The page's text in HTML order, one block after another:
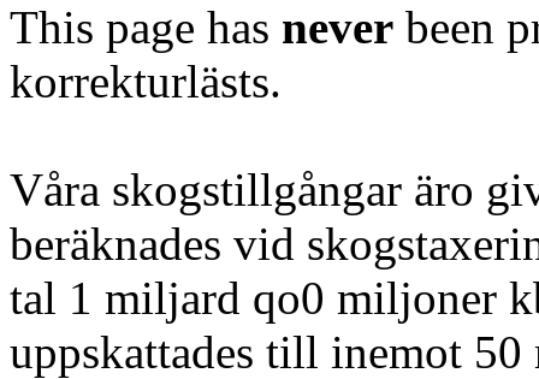
This page has never been
korrekturlästs.
Våra skogstillgångar äro
beräknades vid
tal 1 miljard qo0 miljoner
uppskattades till inemot